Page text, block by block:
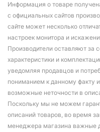
Информация о товаре
с официальных сайтов
сайте может несколько
настроек монитора и
Производители оставляют за
характеристики и
уведомляя продавцов и
пониманием к данному факту
возможные неточности в
Поскольку мы не можем
описаний товаров, во время
менеджера магазина важные